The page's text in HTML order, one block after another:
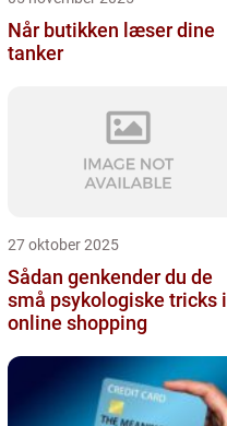
Når butikken læser dine
tanker
27 oktober 2025
Sådan genkender du de
små psykologiske tricks i
online shopping